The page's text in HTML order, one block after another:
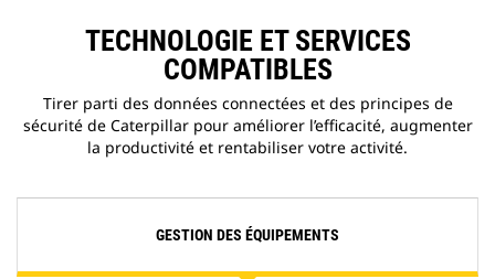
TECHNOLOGIE ET SERVICES
COMPATIBLES
Tirer parti des données connectées et des principes de
sécurité de Caterpillar pour améliorer l’efficacité, augmenter
la productivité et rentabiliser votre activité.
GESTION DES ÉQUIPEMENTS